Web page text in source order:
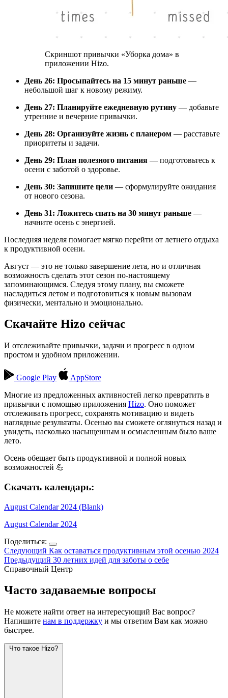
Скриншот привычки «Уборка дома» в
приложении Hizo.
День 26: Просыпайтесь на 15 минут раньше —
небольшой шаг к новому режиму.
День 27: Планируйте ежедневную рутину — добавьте
утренние и вечерние привычки.
День 28: Организуйте жизнь с планером — расставьте
приоритеты и задачи.
День 29: План полезного питания — подготовьтесь к
осени с заботой о здоровье.
День 30: Запишите цели — сформулируйте ожидания
от нового сезона.
День 31: Ложитесь спать на 30 минут раньше —
начните осень с энергией.
Последняя неделя помогает мягко перейти от летнего отдыха
к продуктивной осени.
Август — это не только завершение лета, но и отличная
возможность сделать этот сезон по-настоящему
запоминающимся. Следуя этому плану, вы сможете
насладиться летом и подготовиться к новым вызовам
физически, ментально и эмоционально.
Скачайте Hizo сейчас
И отслеживайте привычки, задачи и прогресс в одном
простом и удобном приложении.
Google Play
AppStore
Многие из предложенных активностей легко превратить в
привычки с помощью приложения Hizo. Оно поможет
отслеживать прогресс, сохранять мотивацию и видеть
наглядные результаты. Осенью вы сможете оглянуться назад и
увидеть, насколько насыщенным и осмысленным было ваше
лето.
Осень обещает быть продуктивной и полной новых
возможностей 💪
Скачать календарь:
August Calendar 2024 (Blank)
August Calendar 2024
Поделиться:
Следующий Как оставаться продуктивным этой осенью 2024
Предыдущий 30 летних идей для заботы о себе
Справочный Центр
Часто задаваемые вопросы
Не можете найти ответ на интересующий Вас вопрос?
Напишите нам в поддержку и мы ответим Вам как можно
быстрее.
Что такое Hizo?